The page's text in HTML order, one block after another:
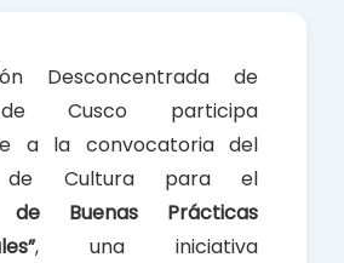
o
k
p
p
Desconcentrada de
Cusco participa
a la convocatoria del
de Cultura para el
de Buenas Prácticas
, una iniciativa